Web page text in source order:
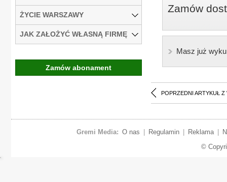
Zamów
Masz już
POPRZEDNI ARTYKUŁ Z
ŻYCIE WARSZAWY
JAK ZAŁOŻYĆ WŁASNĄ FIRMĘ
Zamów abonament
Gremi Media: O nas Regulamin Reklama
©